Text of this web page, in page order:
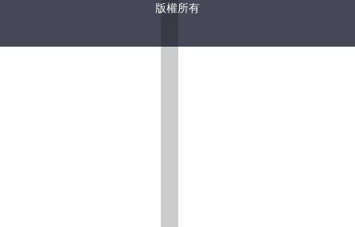
版權所有